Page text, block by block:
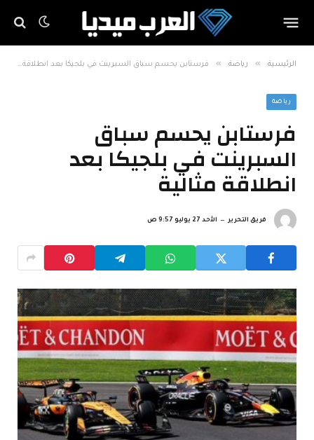
الرئيسية » رياضة » فرستابن يحسم سباق السبرينت في بلجيكا بعد انطلاقة مثالية
رياضة
فرستابن يحسم سباق
السبرينت في بلجيكا بعد
انطلاقة مثالية
فريق التحرير الأحد 27 يوليو 9:57 ص